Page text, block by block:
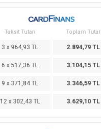
Taksit Tutarı Toplam Tutar
3 x 964,93 TL 2.894,79 TL
6 x 517,36 TL 3.104,15 TL
9 x 371,84 TL 3.346,59 TL
12 x 302,43 TL 3.629,10 TL